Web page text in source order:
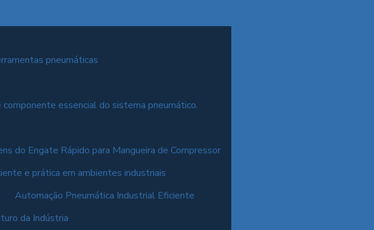
pneumáticas
essencial do sistema pneumático.
do Engate Rápido para Mangueira de Compressor
e prática em ambientes industriais
Automação Pneumática Industrial Eficiente
da Indústria